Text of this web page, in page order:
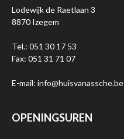
Lodewijk de Raetlaan 3
8870 Izegem
Tel.: 051 30 17 53
Fax: 051 31 71 07
E-mail: info@huisvanassche.be
OPENINGSUREN